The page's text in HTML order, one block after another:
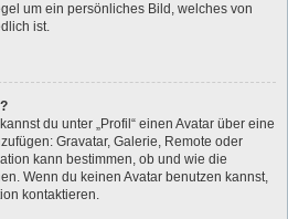
um ein persönliches Bild, welches von
ist.
du unter „Profil“ einen Avatar über eine
Gravatar, Galerie, Remote oder
kann bestimmen, ob und wie die
Wenn du keinen Avatar benutzen kannst,
kontaktieren.